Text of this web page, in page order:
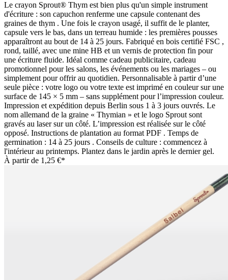
Le crayon Sprout® Thym est bien plus qu'un simple instrument
d'écriture : son capuchon renferme une capsule contenant des
graines de thym . Une fois le crayon usagé, il suffit de le planter,
capsule vers le bas, dans un terreau humide : les premières pousses
apparaîtront au bout de 14 à 25 jours. Fabriqué en bois certifié FSC ,
rond, taillé, avec une mine HB et un vernis de protection fin pour
une écriture fluide. Idéal comme cadeau publicitaire, cadeau
promotionnel pour les salons, les événements ou les mariages – ou
simplement pour offrir au quotidien. Personnalisable à partir d’une
seule pièce : votre logo ou votre texte est imprimé en couleur sur une
surface de 145 × 5 mm – sans supplément pour l’impression couleur.
Impression et expédition depuis Berlin sous 1 à 3 jours ouvrés. Le
nom allemand de la graine « Thymian » et le logo Sprout sont
gravés au laser sur un côté. L’impression est réalisée sur le côté
opposé. Instructions de plantation au format PDF . Temps de
germination : 14 à 25 jours . Conseils de culture : commencez à
l'intérieur au printemps. Plantez dans le jardin après le dernier gel.
À partir de 1,25 €*